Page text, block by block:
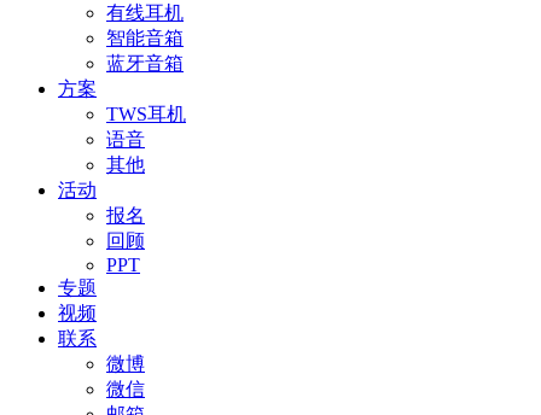
有线耳机
智能音箱
蓝牙音箱
方案
TWS耳机
语音
其他
活动
报名
回顾
PPT
专题
视频
联系
微博
微信